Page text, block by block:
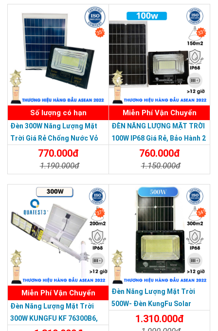
Hợp kim nhôm magiê cao cấp
Vỏ đèn được làm từ nhôm đúc chịu lực, với thiết kế giúp tản
nhiệt tốt
Chống ăn mòn, kiên cố, bền vững, thẩm mỹ
Trang bị thấu kính quang học ngoài trời PC
Có khả năng truyền ánh sáng cao, độ truyền sáng 93%, chịu
nhiệt tốt.
Mặt đèn được xử lý và đúc bằng vật liệu nhựa teijin của Nhật
Bản
SẢN PHẨM CHẤT LƯỢNG - DỊCH VỤ TIN DÙNG LẦN VII - 2020
THƯƠNG HIỆU HÀNG ĐẦU ASEAN 2022
35%
Số lượng có hạn
Đèn 300W Năng Lượng Mặt
Trời Giá Rẻ Chống Nước Vỏ
Nhôm Đúc770.000đ
1.190.000đ
33%
Miễn Phí Vận Chuyển
ĐÈN NĂNG LƯỢNG MẶT TRỜI
100W IP68 Giá Rẻ, Bảo Hành 2
760.000đ
1.150.000đ
37%
Miễn Phí Vận Chuyển
Đèn Năng Lượng Mặt Trời
300W KUNGFU KF 76300B6,
34%
Đèn Năng Lượng Mặt Trời
500W- Đèn KungFu Solar
Năng Lượng Mặt Trời 500W,IP
67 Loại Lớn
1.310.000đ